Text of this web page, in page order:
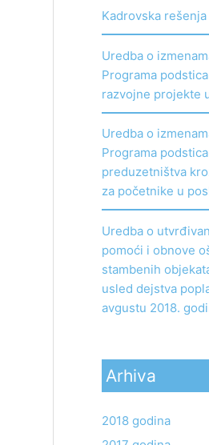
Kadrovska rešenja
Uredba o
Programa
razvojne projekte
Uredba o
Programa
preduzetništva
za početnike u
Uredba o
pomoći i obnove
stambenih
usled dejstva
avgustu 2018.
Arhiva
2018 godina